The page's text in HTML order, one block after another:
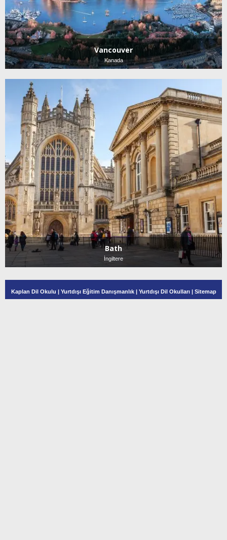
Vancouver
Kanada
Bath
İngiltere
Kaplan Dil Okulu Yurtdışı Eğitim Danışmanlık| Yurtdışı Dil Okulları| Sitemap